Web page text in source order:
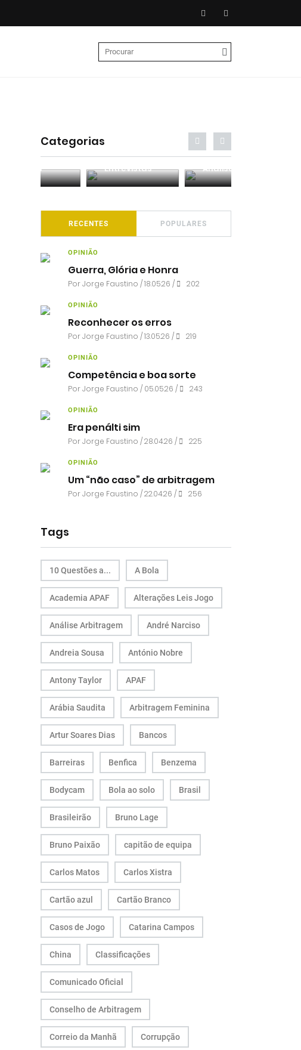
Categorias
Entrevistas Análises
RECENTES POPULARES
OPINIÃO
Guerra, Glória e Honra
PorJorge Faustino / 18.05.26 / 202
OPINIÃO
Reconhecer os erros
PorJorge Faustino / 13.05.26 / 219
OPINIÃO
Competência e boa sorte
PorJorge Faustino / 05.05.26 / 243
OPINIÃO
Era penálti sim
PorJorge Faustino / 28.04.26 / 225
OPINIÃO
Um “não caso” de arbitragem
PorJorge Faustino / 22.04.26 / 256
Tags
10 Questões a... A Bola
Academia APAF Alterações Leis Jogo
Análise Arbitragem André Narciso
Andreia Sousa António Nobre
Antony Taylor APAF
Arábia Saudita Arbitragem Feminina
Artur Soares Dias Bancos
Barreiras Benfica Benzema
Bodycam Bola ao solo Brasil
Brasileirão Bruno Lage
Bruno Paixão capitão de equipa
Carlos Matos Carlos Xistra
Cartão azul Cartão Branco
Casos de Jogo Catarina Campos
China Classificações
Comunicado Oficial
Conselho de Arbitragem
Correio da Manhã Corrupção